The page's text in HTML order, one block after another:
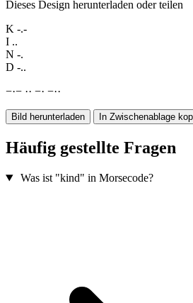
Dieses Design herunterladen oder teilen
K -.-
I ..
N -.
D -..
−·− ·· −· −··
Bild herunterladen In Zwischenablage
Häufig gestellte Fragen
Was ist "kind" in Morsecode?